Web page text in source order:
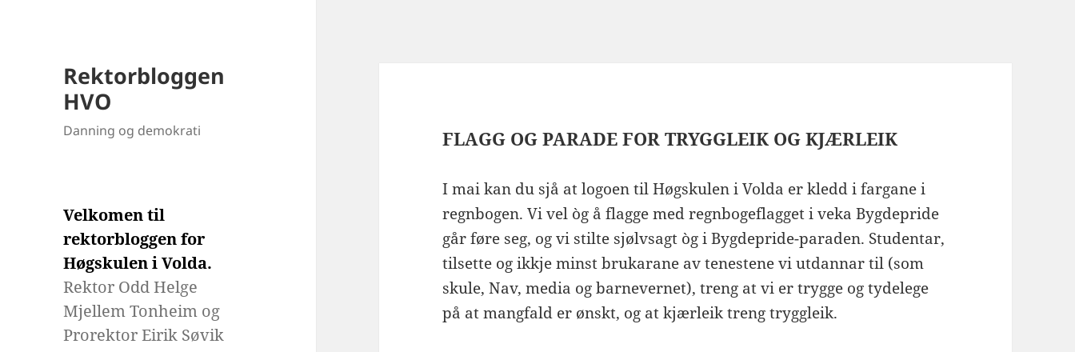
Rektorbloggen
HVO
Danning og demokrati
Velkomen til
rektorbloggen for
Høgskulen i Volda.
Rektor Odd Helge
Mjellem Tonheim og
Prorektor Eirik Søvik
FLAGG OG PARADE FOR TRYGGLEIK OG KJÆRLEIK
I mai kan du sjå at logoen til Høgskulen i Volda er kledd i fargane i
regnbogen. Vi vel òg å flagge med regnbogeflagget i veka Bygdepride
går føre seg, og vi stilte sjølvsagt òg i Bygdepride-paraden. Studentar,
tilsette og ikkje minst brukarane av tenestene vi utdannar til (som
skule, Nav, media og barnevernet), treng at vi er trygge og tydelege
på at mangfald er ønskt, og at kjærleik treng tryggleik.